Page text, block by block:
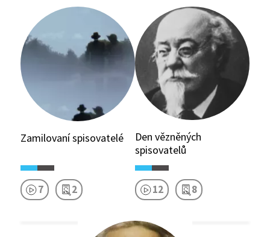
Zamilovaní spisovatelé
7 2
Den vězněných
spisovatelů
12 8